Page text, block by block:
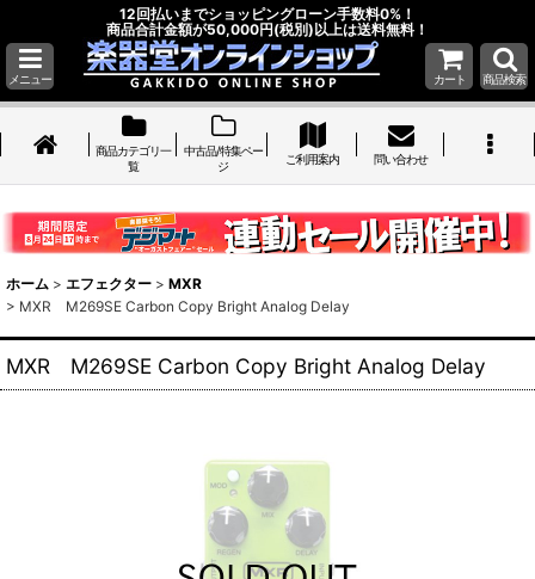
12回払いまでショッピングローン手数料0%！
商品合計金額が50,000円(税別)以上は送料無料！
メニュー カート 商品検索
商品カテゴリ一
覧
中古品/特集ペー
ジ
ご利用案内 問い合わせ
ホーム > エフェクター > MXR
> MXR M269SE Carbon Copy Bright Analog Delay
MXR M269SE Carbon Copy Bright Analog Delay